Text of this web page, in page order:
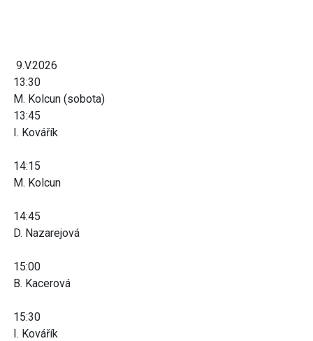
9.V.2026
13:30
M. Kolcun (sobota)
13:45
I. Kovářík
14:15
M. Kolcun
14:45
D. Nazarejová
15:00
B. Kacerová
15:30
I. Kovářík